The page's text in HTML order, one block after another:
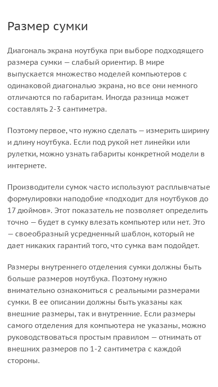
Размер сумки
Диагональ экрана ноутбука при выборе подходящего
размера сумки — слабый ориентир. В мире
выпускается множество моделей компьютеров с
одинаковой диагональю экрана, но все они немного
отличаются по габаритам. Иногда разница может
составлять 2-3 сантиметра.
Поэтому первое, что нужно сделать — измерить ширину
и длину ноутбука. Если под рукой нет линейки или
рулетки, можно узнать габариты конкретной модели в
интернете.
Производители сумок часто используют расплывчатые
формулировки наподобие «подходит для ноутбуков до
17 дюймов». Этот показатель не позволяет определить
точно — будет в сумку влезать компьютер или нет. Это
— своеобразный усредненный шаблон, который не
дает никаких гарантий того, что сумка вам подойдет.
Размеры внутреннего отделения сумки должны быть
больше размеров ноутбука. Поэтому нужно
внимательно ознакомиться с реальными размерами
сумки. В ее описании должны быть указаны как
внешние размеры, так и внутренние. Если размеры
самого отделения для компьютера не указаны, можно
руководствоваться простым правилом — отнимать от
внешних размеров по 1-2 сантиметра с каждой
стороны.